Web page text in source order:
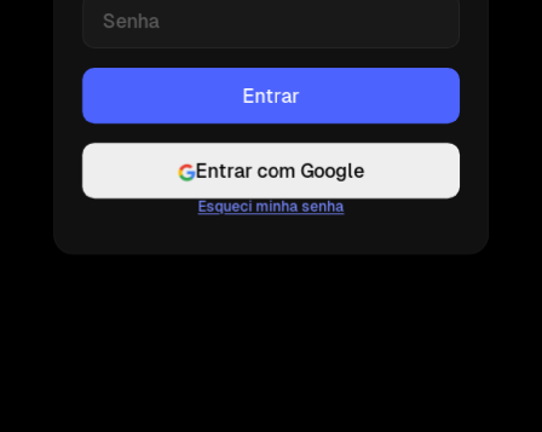
Entrar com Google
Esqueci minha senha